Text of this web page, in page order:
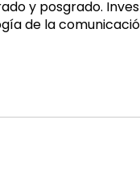
y posgrado.
de la